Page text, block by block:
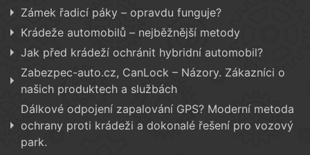
Zámek řadicí páky – opravdu funguje?
Krádeže automobilů – nejběžnější metody
Jak před krádeží ochránit hybridní automobil?
Zabezpec-auto.cz, CanLock – Názory. Zákazníci o
našich produktech a službách
Dálkové odpojení zapalování GPS? Moderní metoda
ochrany proti krádeži a dokonalé řešení pro vozový
park.